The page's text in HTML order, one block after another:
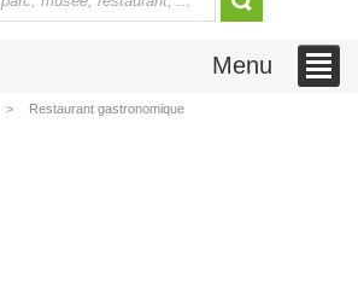
Menu
Restaurant gastronomique